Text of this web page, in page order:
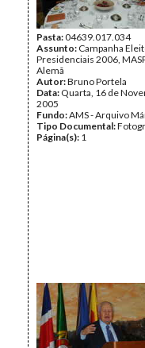
Pasta:04639.017.034
Assunto: Campanha
Presidenciais 2006,
Alemã
Autor:Bruno Portela
Data: Quarta, 16 de
2005
Fundo:AMS - Arquivo
Tipo Documental:
Página(s): 1